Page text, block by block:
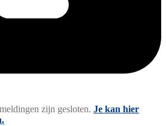
zijn gesloten. Je kan hier